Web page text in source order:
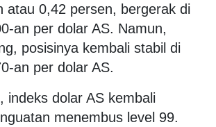
atau 0,42 persen, bergerak di
an per dolar AS. Namun,
posisinya kembali stabil di
an per dolar AS.
indeks dolar AS kembali
menembus level 99.